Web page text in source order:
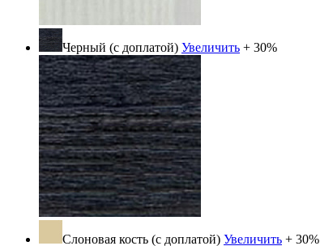
Черный (с доплатой) Увеличить + 30%
Слоновая кость (с доплатой) Увеличить + 30%